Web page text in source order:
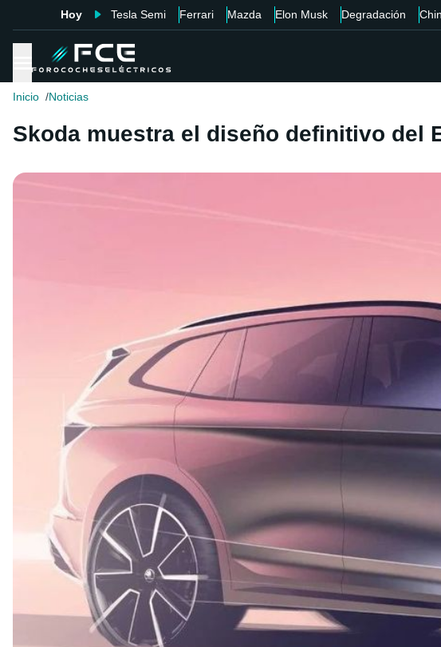
Hoy Tesla Semi Ferrari Mazda Elon Musk Degradación
Inicio Noticias
Skoda muestra el diseño definitivo del